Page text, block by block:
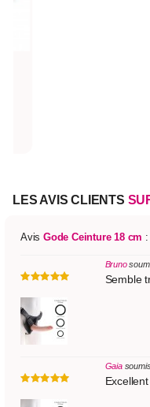
LES AVIS CLIENTS
Avis Gode Ceinture 18 cm :
Bruno
Semble
Gaia